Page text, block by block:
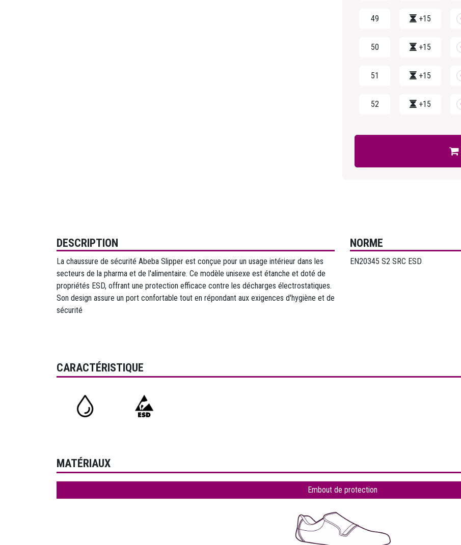
49 +15
50 +15
51 +15
52 +15
DESCRIPTION
La chaussure de sécurité Abeba Slipper est conçue pour un usage intérieur dans les
secteurs de la pharma et de l'alimentaire. Ce modèle unisexe est étanche et doté de
propriétés ESD, offrant une protection efficace contre les décharges électrostatiques.
Son design assure un port confortable tout en répondant aux exigences d'hygiène et de
sécurité
NORME
EN20345 S2 SRC ESD
CARACTÉRISTIQUE
MATÉRIAUX
Embout de protection